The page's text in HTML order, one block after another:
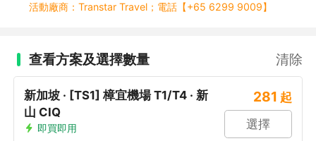
活動廠商：Transtar Travel；電話【+65 6299 9009】
查看方案及選擇數量 清除
新加坡 · [TS1] 樟宜機場 T1/T4 · 新
山 CIQ
即買即用
281 起
選擇